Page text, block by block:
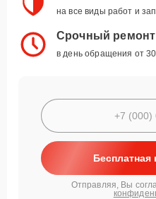
на все виды работ и
Срочный ремонт
в день обращения от
Бесплатная
Отправляя, Вы